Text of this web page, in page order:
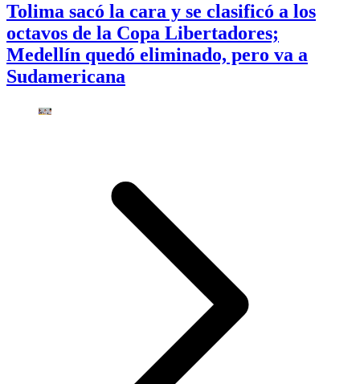
Tolima sacó la cara y se clasificó a los
octavos de la Copa Libertadores;
Medellín quedó eliminado, pero va a
Sudamericana